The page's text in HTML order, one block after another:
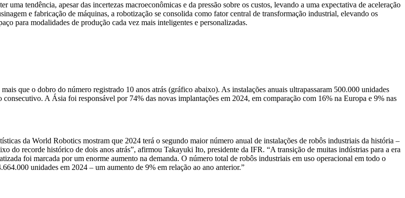
tendência, apesar das incertezas macroeconômicas e da pressão sobre os custos, levando a uma expectativa de aceleração
e fabricação de máquinas, a robotização se consolida como fator central de transformação industrial, elevando os
para modalidades de produção cada vez mais inteligentes e personalizadas.
que o dobro do número registrado 10 anos atrás (gráfico abaixo). As instalações anuais ultrapassaram 500.000 unidades
consecutivo. A Ásia foi responsável por 74% das novas implantações em 2024, em comparação com 16% na Europa e 9% nas
da World Robotics mostram que 2024 terá o segundo maior número anual de instalações de robôs industriais da história –
do recorde histórico de dois anos atrás”, afirmou Takayuki Ito, presidente da IFR. “A transição de muitas indústrias para a era
foi marcada por um enorme aumento na demanda. O número total de robôs industriais em uso operacional em todo o
unidades em 2024 – um aumento de 9% em relação ao ano anterior.”